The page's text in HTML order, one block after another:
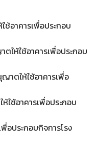
ช้อาคารเพื่อประกอบ
ให้ใช้อาคารเพื่อประกอบ
าตให้ใช้อาคารเพื่อ
ใช้อาคารเพื่อประกอบ
อประกอบกิจการโรง